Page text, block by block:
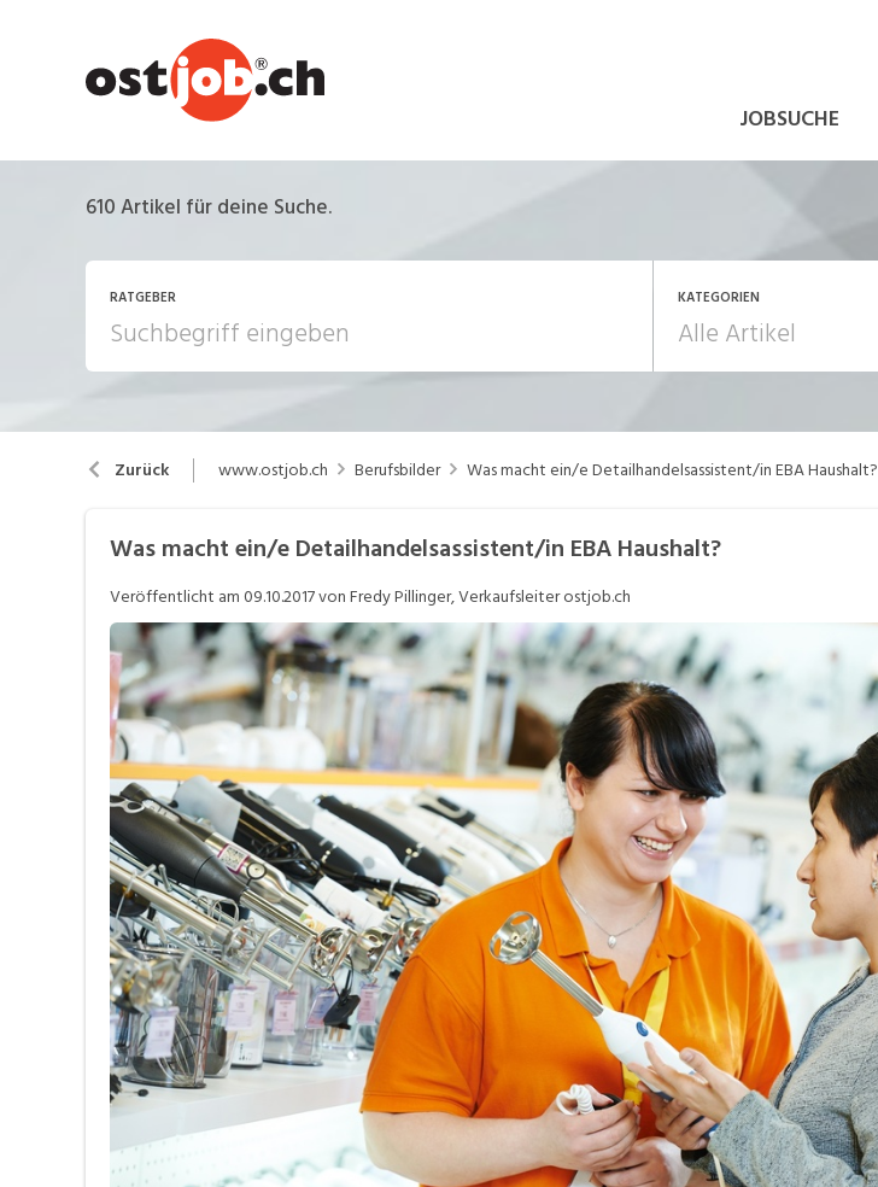
JOBSUCHE
610Artikel für deine Suche.
RATGEBER KATEGORIEN
Arbeiten in der Schweiz Arbeitsalltag
Berufsbilder
Job-Coach
Job-Storys
Stellensuche
Videos
Zurück www.ostjob.ch Berufsbilder Was macht ein/e Detailhandelsassistent/in EBA Haushalt?
Was macht ein/e Detailhandelsassistent/in EBA Haushalt?
Veröffentlicht am09.10.2017von Fredy Pillinger, Verkaufsleiter ostjob.ch